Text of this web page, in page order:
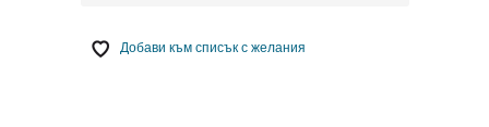
Добави към списък с желания